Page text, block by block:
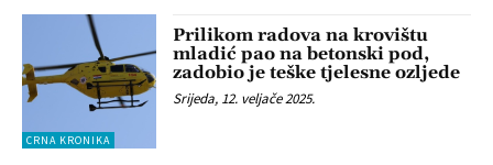
CRNA KRONIKA
Prilikom radova na krovištu
mladić pao na betonski pod,
zadobio je teške tjelesne ozljede
Srijeda, 12. veljače 2025.